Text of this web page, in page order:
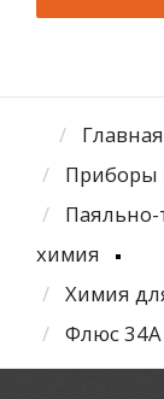
Главная
Приборы
Паяльно-
химия
Химия
Флюс